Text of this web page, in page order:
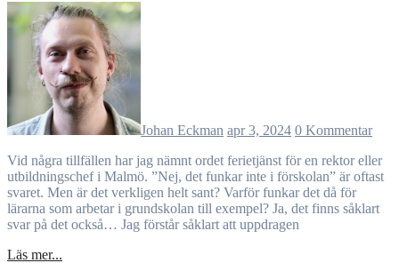
Johan Eckman apr 3, 2024 0 Kommentar
Vid några tillfällen har jag nämnt ordet ferietjänst för en rektor eller
utbildningschef i Malmö. ”Nej, det funkar inte i förskolan” är oftast
svaret. Men är det verkligen helt sant? Varför funkar det då för
lärarna som arbetar i grundskolan till exempel? Ja, det finns såklart
svar på det också… Jag förstår såklart att uppdragen
Läs mer...